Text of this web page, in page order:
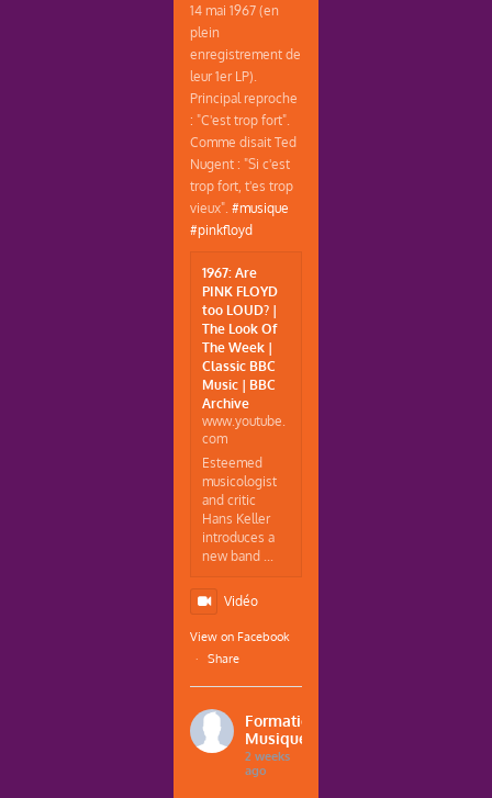
14 mai 1967 (en
plein
enregistrement de
leur 1er LP).
Principal reproche
: "C'est trop fort".
Comme disait Ted
Nugent : "Si c'est
trop fort, t'es trop
vieux".#musique
#pinkfloyd
1967: Are
PINK FLOYD
too LOUD? |
The Look Of
The Week |
Classic BBC
Music | BBC
Archive
www.youtube.
com
Esteemed
musicologist
and critic
Hans Keller
introduces a
new band ...
Vidéo
View on Facebook
·
Share
Formations
Musique
2 weeks
ago